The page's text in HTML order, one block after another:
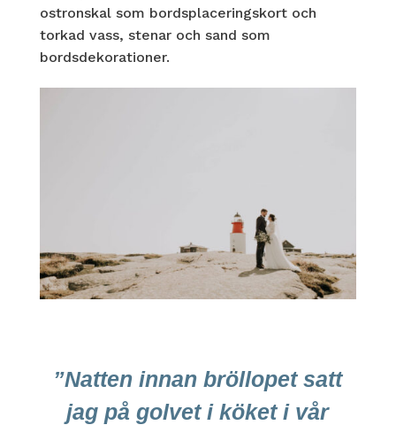
ostronskal som bordsplaceringskort och
torkad vass, stenar och sand som
bordsdekorationer.
”Natten innan bröllopet satt
jag på golvet i köket i vår